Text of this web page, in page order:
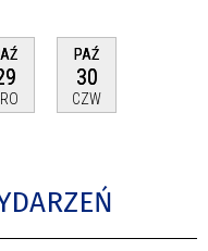
PAŹ
30
CZW